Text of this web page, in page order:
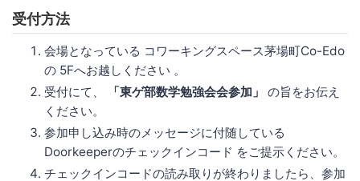
受付方法
会場となっている コワーキングスペース茅場町Co-Edo
の 5Fへお越しください 。
受付にて、
「東ゲ部数学勉強会会参加」
の旨をお伝え
ください。
参加申し込み時のメッセージに付随している
Doorkeeperのチェックインコード をご提示ください。
チェックインコードの読み取りが終わりましたら、参加